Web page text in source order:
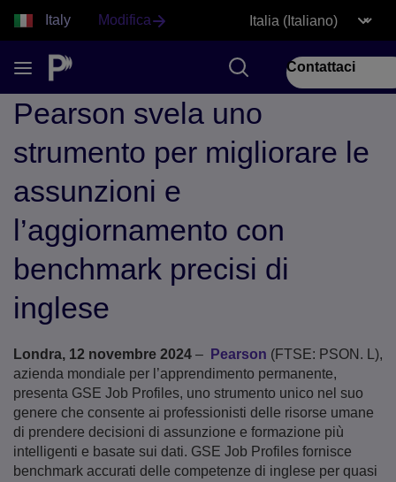
Italy Modifica
Contattaci
Pearson svela uno
strumento per migliorare le
assunzioni e
l’aggiornamento con
benchmark precisi di
inglese
Londra, 12 novembre 2024 – Pearson (FTSE: PSON. L),
azienda mondiale per l’apprendimento permanente,
presenta GSE Job Profiles, uno strumento unico nel suo
genere che consente ai professionisti delle risorse umane
di prendere decisioni di assunzione e formazione più
intelligenti e basate sui dati. GSE Job Profiles fornisce
benchmark accurati delle competenze di inglese per quasi